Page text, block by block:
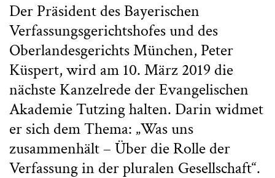
Der Präsident des Bayerischen
Verfassungsgerichtshofes und des
Oberlandesgerichts München, Peter
Küspert, wird am 10. März 2019 die
nächste Kanzelrede der Evangelischen
Akademie Tutzing halten. Darin widmet
er sich dem Thema: „Was uns
zusammenhält – Über die Rolle der
Verfassung in der pluralen Gesellschaft“.